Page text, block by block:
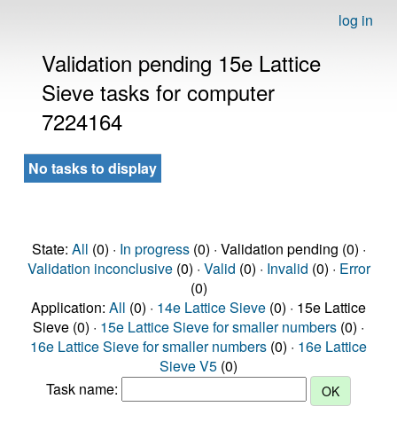
log in
Validation pending 15e Lattice
Sieve tasks for computer
7224164
No tasks to display
State: All (0) · In progress(0) · Validation pending (0) ·
Validation inconclusive(0) · Valid (0) · Invalid (0) · Error
(0)
Application: All (0) · 14e Lattice Sieve (0) · 15e Lattice
Sieve (0) · 15e Lattice Sieve for smaller numbers (0) ·
16e Lattice Sieve for smaller numbers (0) · 16e Lattice
Sieve V5 (0)
Task name: